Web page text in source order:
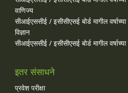
वाणिज्य
सीआईएससीई / इसीसीएसई बोर्ड मागील
विज्ञान
सीआईएससीई / इसीसीएसई बोर्ड मागील
इतर संसाधने
प्रवेश परीक्षा